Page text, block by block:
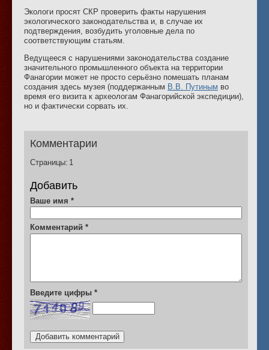
Экологи просят СКР проверить факты нарушения
экологического законодательства и, в случае их
подтверждения, возбудить уголовные дела по
соответствующим статьям.
Ведущееся с нарушениями законодательства создание
значительного промышленного объекта на территории
Фанагории может не просто серьёзно помешать планам
создания здесь музея (поддержанным В.В. Путиным во
время его визита к археологам Фанагорийской экспедиции),
но и фактически сорвать их.
Комментарии
Страницы: 1
Добавить
Ваше имя *
Комментарий *
Введите цифры *